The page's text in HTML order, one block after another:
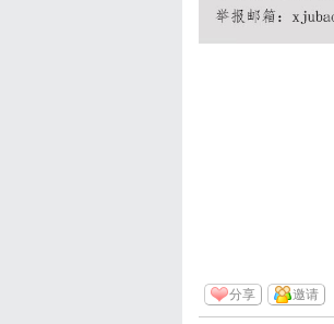
分享 邀请